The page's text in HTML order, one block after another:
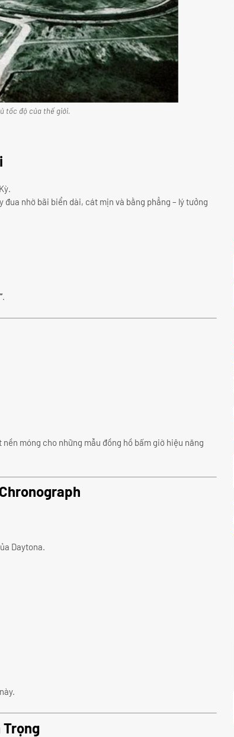
tốc độ của thế giới.
nhờ bãi biển dài, cát mịn và bằng phẳng – lý tưởng
.
móng cho những mẫu đồng hồ bấm giờ hiệu năng
Daytona.
Trọng